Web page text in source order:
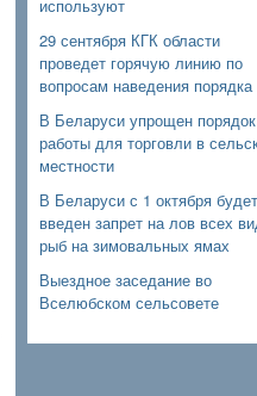
используют
29 сентября КГК области
проведет горячую линию по
вопросам наведения порядка
В Беларуси упрощен порядок
работы для торговли в
местности
В Беларуси с 1 октября будет
введен запрет на лов всех
рыб на зимовальных ямах
Выездное заседание во
Вселюбском сельсовете